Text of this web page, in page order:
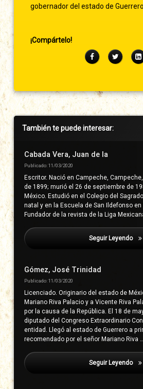
gobernador del estado de
¡Compártelo!
FacebookTwitter
Barra
derecha
También te puede interesar:
Cabada Vera, Juan de la
Publicado: 11/03/2020
Escritor. Nació en Campeche,
de 1899; murió el 26 de septiembre de
México. Estudió en el Colegio del
natal y en la Escuela de San Ildefonso en
Fundador de la revista de la Liga
Seguir Leyendo
Gómez, José Trinidad
Publicado: 11/03/2020
Licenciado. Originario del estado de
Mariano Riva Palacio y a Vicente Riva
por la causa de la República. El 18 de
diputado del Congreso Extraordinario
entidad. Llegó al estado de Guerrero a
recomendado por el señor Mariano Riva …
Seguir Leyendo